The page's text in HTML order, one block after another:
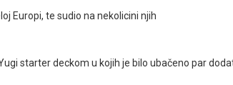
Europi, te sudio na nekolicini njih
starter deckom u kojih je bilo ubačeno par